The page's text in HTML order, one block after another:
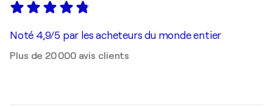
Noté 4,9/5 par les acheteurs du monde entier
Plus de 20 000 avis clients